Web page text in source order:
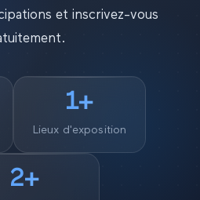
et inscrivez-vous
1+
Lieux d'exposition
2+